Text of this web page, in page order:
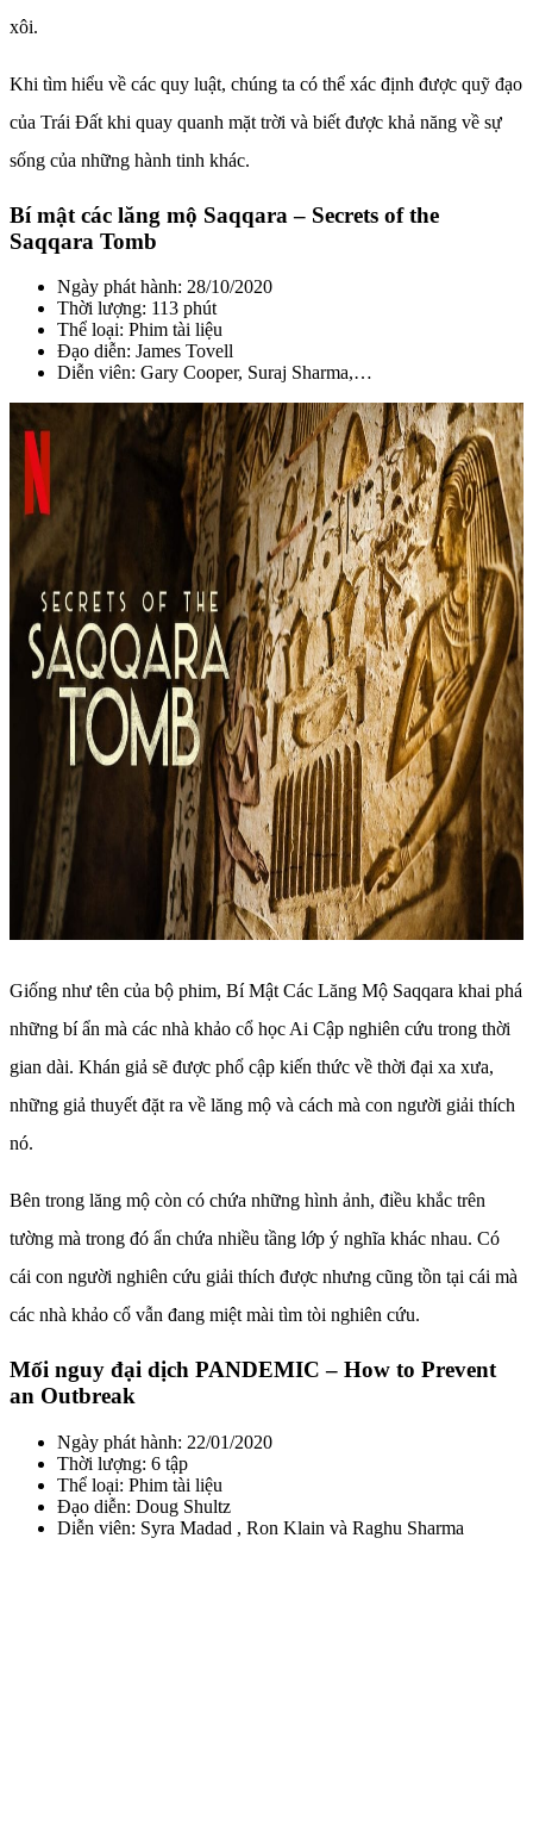
xôi.
Khi tìm hiểu về các quy luật, chúng ta có thể xác định được quỹ đạo
của Trái Đất khi quay quanh mặt trời và biết được khả năng về sự
sống của những hành tinh khác.
Bí mật các lăng mộ Saqqara – Secrets of the
Saqqara Tomb
Ngày phát hành: 28/10/2020
Thời lượng: 113 phút
Thể loại: Phim tài liệu
Đạo diễn: James Tovell
Diễn viên: Gary Cooper, Suraj Sharma,…
Giống như tên của bộ phim, Bí Mật Các Lăng Mộ Saqqara khai phá
những bí ẩn mà các nhà khảo cổ học Ai Cập nghiên cứu trong thời
gian dài. Khán giả sẽ được phổ cập kiến thức về thời đại xa xưa,
những giả thuyết đặt ra về lăng mộ và cách mà con người giải thích
nó.
Bên trong lăng mộ còn có chứa những hình ảnh, điều khắc trên
tường mà trong đó ẩn chứa nhiều tầng lớp ý nghĩa khác nhau. Có
cái con người nghiên cứu giải thích được nhưng cũng tồn tại cái mà
các nhà khảo cổ vẫn đang miệt mài tìm tòi nghiên cứu.
Mối nguy đại dịch PANDEMIC – How to Prevent
an Outbreak
Ngày phát hành: 22/01/2020
Thời lượng: 6 tập
Thể loại: Phim tài liệu
Đạo diễn: Doug Shultz
Diễn viên: Syra Madad , Ron Klain và Raghu Sharma